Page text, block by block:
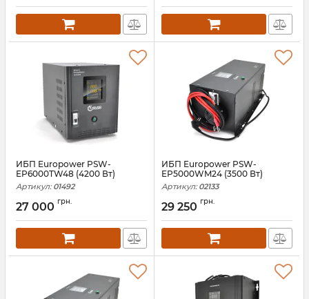
ИБП Europower PSW-
EP6000TW48 (4200 Вт)
Артикул: 01492
27 000 грн.
ИБП Europower PSW-
EP5000WM24 (3500 Вт)
Артикул: 02133
29 250 грн.